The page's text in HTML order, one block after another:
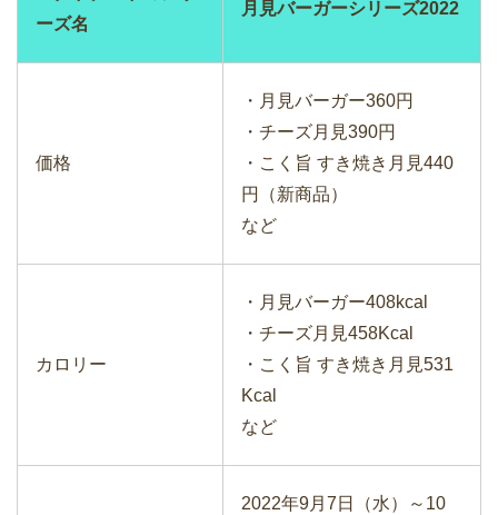
ーズ名
月見バーガーシリーズ2022
価格
・月見バーガー360円
・チーズ月見390円
・こく旨 すき焼き月見440
円（新商品）
など
カロリー
・月見バーガー408kcal
・チーズ月見458Kcal
・こく旨 すき焼き月見531
Kcal
など
2022年9月7日（水）～10